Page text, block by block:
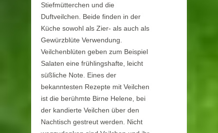
Stiefmütterchen und die
Duftveilchen. Beide finden in der
Küche sowohl als Zier- als auch als
Gewürzblüte Verwendung.
Veilchenblüten geben zum Beispiel
Salaten eine frühlingshafte, leicht
süßliche Note. Eines der
bekanntesten Rezepte mit Veilchen
ist die berühmte Birne Helene, bei
der kandierte Veilchen über den
Nachtisch gestreut werden. Nicht